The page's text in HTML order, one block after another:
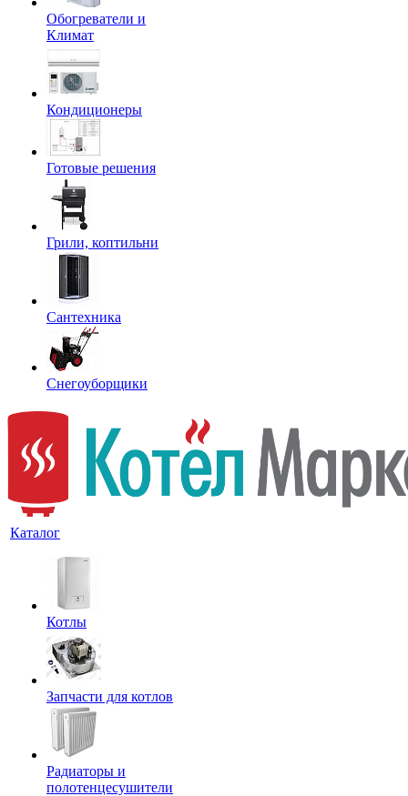
Обогреватели и
Климат
Кондиционеры
Готовые решения
Грили, коптильни
Сантехника
Снегоуборщики
Каталог
Котлы
Запчасти для котлов
Радиаторы и
полотенцесушители